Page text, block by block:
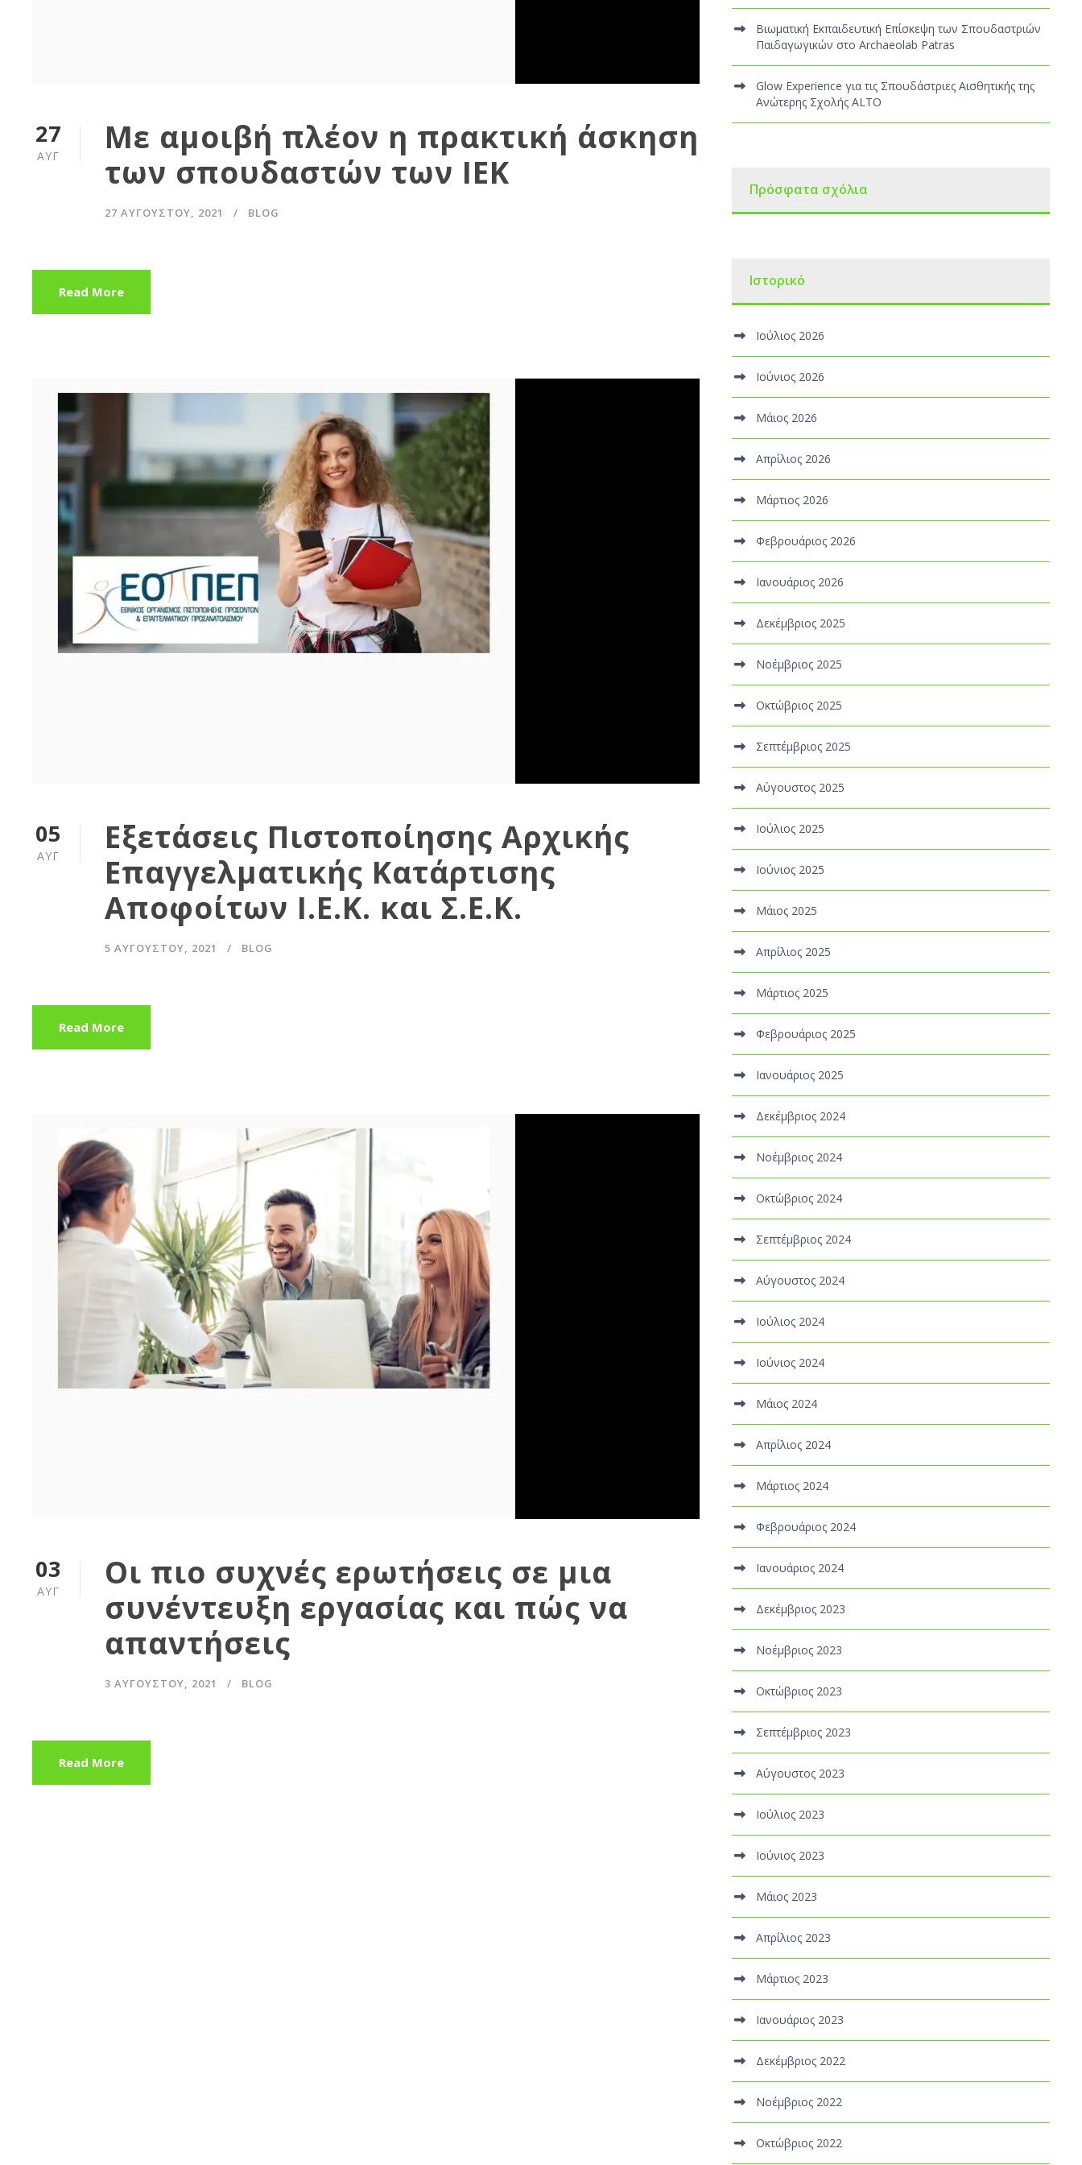
27
ΑΥΓ
Με αμοιβή πλέον η πρακτική άσκηση
των σπουδαστών των ΙΕΚ
27 ΑΥΓΟΎΣΤΟΥ, 2021 BLOG
Read More
05
ΑΥΓ
Εξετάσεις Πιστοποίησης Αρχικής
Επαγγελματικής Κατάρτισης
Αποφοίτων Ι.Ε.Κ. και Σ.Ε.Κ.
5 ΑΥΓΟΎΣΤΟΥ, 2021 BLOG
Read More
03
ΑΥΓ
Οι πιο συχνές ερωτήσεις σε μια
συνέντευξη εργασίας και πώς να
απαντήσεις
3 ΑΥΓΟΎΣΤΟΥ, 2021 BLOG
Read More
Βιωματική Εκπαιδευτική Επίσκεψη των Σπουδαστριών
Παιδαγωγικών στο Archaeolab Patras
Glow Experience για τις Σπουδάστριες Αισθητικής της
Ανώτερης Σχολής ALTO
Πρόσφατα σχόλια
Ιστορικό
Ιούλιος 2026
Ιούνιος 2026
Μάιος 2026
Απρίλιος 2026
Μάρτιος 2026
Φεβρουάριος 2026
Ιανουάριος 2026
Δεκέμβριος 2025
Νοέμβριος 2025
Οκτώβριος 2025
Σεπτέμβριος 2025
Αύγουστος 2025
Ιούλιος 2025
Ιούνιος 2025
Μάιος 2025
Απρίλιος 2025
Μάρτιος 2025
Φεβρουάριος 2025
Ιανουάριος 2025
Δεκέμβριος 2024
Νοέμβριος 2024
Οκτώβριος 2024
Σεπτέμβριος 2024
Αύγουστος 2024
Ιούλιος 2024
Ιούνιος 2024
Μάιος 2024
Απρίλιος 2024
Μάρτιος 2024
Φεβρουάριος 2024
Ιανουάριος 2024
Δεκέμβριος 2023
Νοέμβριος 2023
Οκτώβριος 2023
Σεπτέμβριος 2023
Αύγουστος 2023
Ιούλιος 2023
Ιούνιος 2023
Μάιος 2023
Απρίλιος 2023
Μάρτιος 2023
Ιανουάριος 2023
Δεκέμβριος 2022
Νοέμβριος 2022
Οκτώβριος 2022